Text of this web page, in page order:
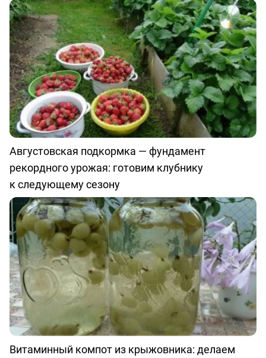
Августовская подкормка — фундамент
рекордного урожая: готовим клубнику
к следующему сезону
Витаминный компот из крыжовника: делаем